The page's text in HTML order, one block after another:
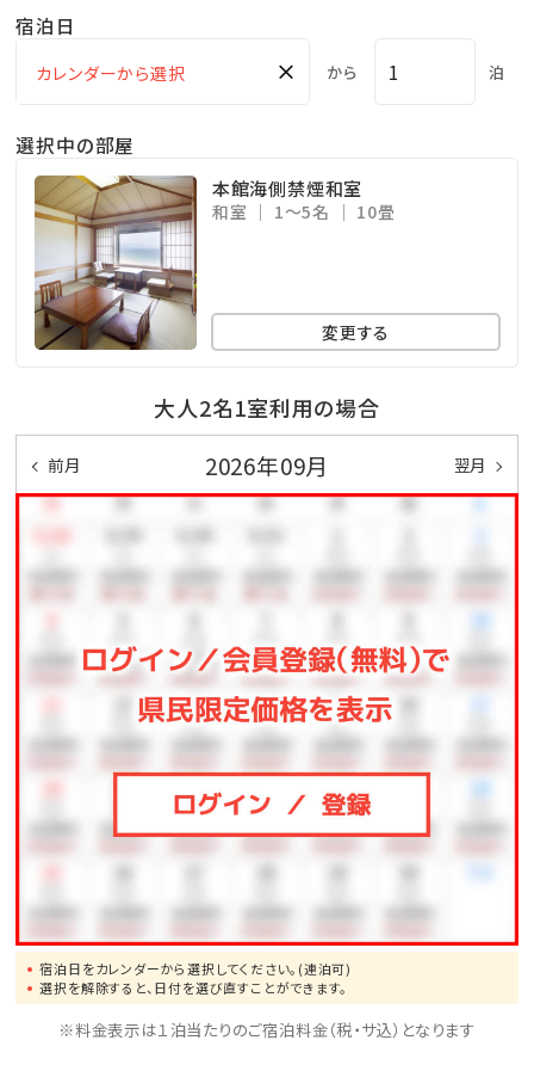
宿泊日
× から 泊
選択中の部屋
本館海側禁煙和室
和室 1～5名 10畳
変更する
大人2名1室利用の場合
前月 2026年09月 翌月
宿泊日をカレンダーから選択してください。(連泊可)
選択を解除すると、日付を選び直すことができます。
※料金表示は１泊当たりのご宿泊料金（税・サ込）となります